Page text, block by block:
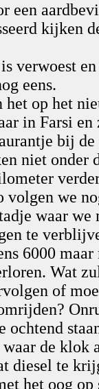
een
kijken
verwoest
eens.
het op het
in Farsi en
bij
niet onder
volgen we
waar we
te
6000
Wat
of
ochtend
de klok
diesel te
het oog op